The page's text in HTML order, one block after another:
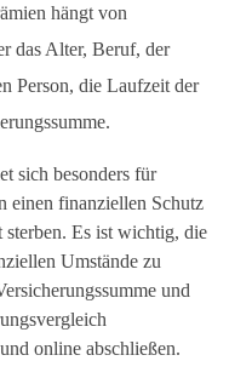
hängt von
das Alter, Beruf, der
Person, die Laufzeit der
sich besonders für
einen finanziellen Schutz
sterben. Es ist wichtig, die
Umstände zu
und
online abschließen.